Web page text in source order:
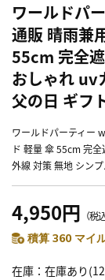
ワールドパ
通販 晴雨兼
55cm 完全
おしゃれ uv
父の日 ギフ
ワールドパーティー
ド 軽量 傘 55cm 完
外線 対策 無地 シン
4,950円 （税
積算 360 マイ
在庫 在庫あり